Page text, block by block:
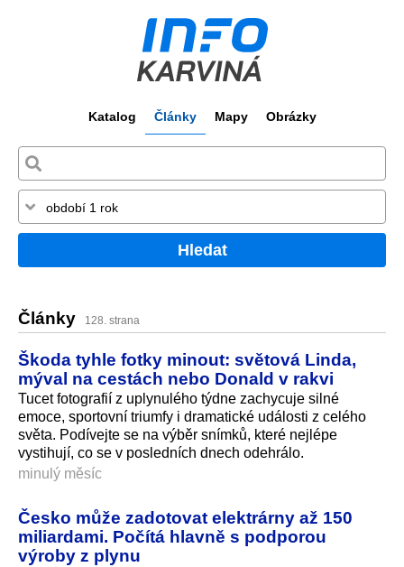
Katalog Články Mapy Obrázky
Hledat
Články 128. strana
Škoda tyhle fotky minout: světová Linda,
mýval na cestách nebo Donald v rakvi
Tucet fotografií z uplynulého týdne zachycuje silné
emoce, sportovní triumfy i dramatické události z celého
světa. Podívejte se na výběr snímků, které nejlépe
vystihují, co se v posledních dnech odehrálo.
minulý měsíc
Česko může zadotovat elektrárny až 150
miliardami. Počítá hlavně s podporou
výroby z plynu